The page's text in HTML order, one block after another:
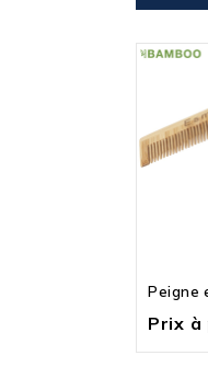
Peigne
Prix